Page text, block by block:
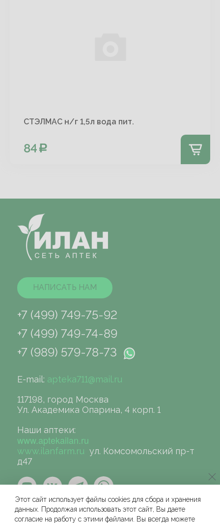
СТЭЛМАС н/г 1,5л вода пит.
84
НАПИСАТЬ НАМ
+7 (499) 749-75-92
+7 (499) 749-74-89
+7 (989) 579-78-73
E-mail: apteka711@mail.ru
117198, город Москва
Ул. Академика Опарина, 4 корп. 1
Наши аптеки:
www.aptekailan.ru
www.ilanfarm.ru ул. Комсомольский пр-т
д47
Этот сайт использует файлы cookies для сбора и хранения
данных. Продолжая использовать этот сайт, Вы даете
согласие на работу с этими файлами. Вы всегда можете